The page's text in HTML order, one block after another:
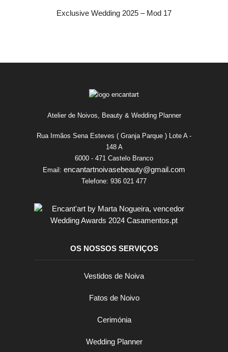
Exclusive Wedding 2025 – Mod 17
Atelier de Noivos, Beauty & Wedding Planner
Rua Irmãos Sena Esteves ( Granja Parque ) Lote A -
148 A
6000 - 471 Castelo Branco
Email: encantartnoivasebeauty@gmail.com
Telefone: 936 021 477
OS NOSSOS SERVIÇOS
Vestidos de Noiva
Fatos de Noivo
Cerimónia
Wedding Planner